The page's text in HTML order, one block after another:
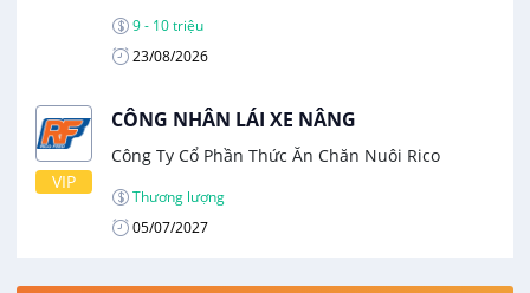
9 - 10 triệu
23/08/2026
VIP
CÔNG NHÂN LÁI XE NÂNG
Công Ty Cổ Phần Thức Ăn Chăn Nuôi Rico
Thương lượng
05/07/2027